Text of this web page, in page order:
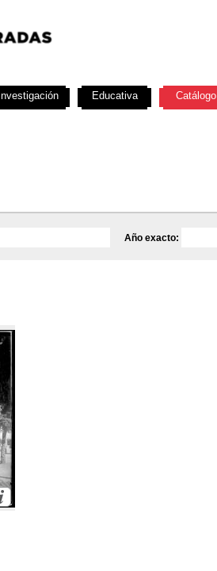
Año exacto:
Investigación Educativa Catálogo